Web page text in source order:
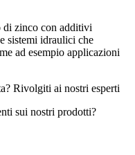
zinco con additivi
sistemi idraulici che
ad esempio applicazioni
Rivolgiti ai nostri esperti
sui nostri prodotti?